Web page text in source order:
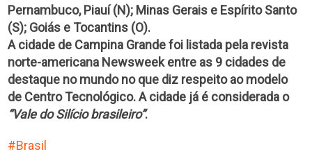
Pernambuco, Piauí (N); Minas Gerais e Espírito Santo
(S); Goiás e Tocantins (O).
A cidade de Campina Grande foi listada pela revista
norte-americana Newsweek entre as 9 cidades de
destaque no mundo no que diz respeito ao modelo
de Centro Tecnológico. A cidade já é considerada o
“Vale do Silício brasileiro”.
Brasil